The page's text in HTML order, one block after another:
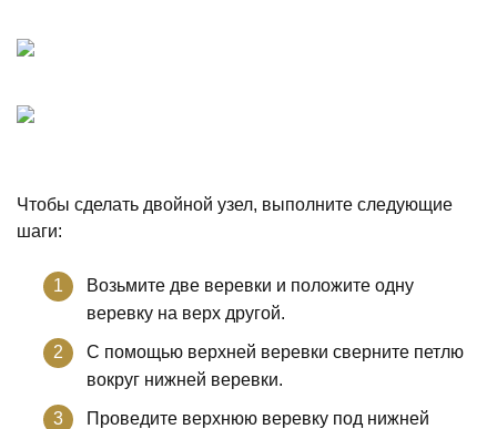
Чтобы сделать двойной узел, выполните следующие
шаги:
Возьмите две веревки и положите одну
веревку на верх другой.
С помощью верхней веревки сверните петлю
вокруг нижней веревки.
Проведите верхнюю веревку под нижней